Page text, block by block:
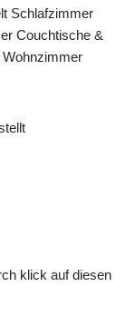
Schlafzimmer
Couchtische &
klick auf diesen